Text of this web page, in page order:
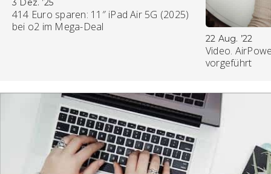
3 Dez. ’25
414 Euro sparen: 11″ iPad Air 5G (2025)
bei o2 im Mega-Deal
22 Aug. ’22
Video.
vorgeführt